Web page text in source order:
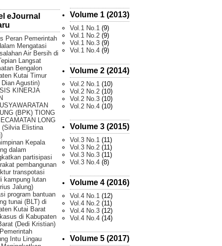
eJournal
Peran Pemerintah
Mengatasi
Air Bersih di
Langsat
Bengalon
Kutai Timur
Agustin)
KINERJA
(BPK) TIONG
LONG
(Silvia Elistina
Kepala
dalam
partisipasi
pembangunan
transpotasi
kampung lutan
Jalung)
program bantuan
tunai (BLT) di
Kutai Barat
di Kabupaten
(Dedi Kristian)
Intu Lingau
Volume 1 (2013)
Vol.1 No.1 (9)
Vol.1 No.2 (9)
Vol.1 No.3 (9)
Vol.1 No.4 (9)
Volume 2 (2014)
Vol.2 No.1 (10)
Vol.2 No.2 (10)
Vol.2 No.3 (10)
Vol.2 No.4 (10)
Volume 3 (2015)
Vol.3 No.1 (11)
Vol.3 No.2 (11)
Vol.3 No.3 (11)
Vol.3 No.4 (8)
Volume 4 (2016)
Vol.4 No.1 (12)
Vol.4 No.2 (11)
Vol.4 No.3 (12)
Vol.4 No.4 (14)
Volume 5 (2017)